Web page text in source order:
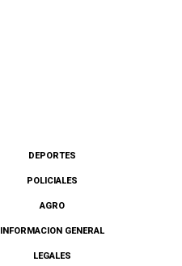
DEPORTES
POLICIALES
AGRO
INFORMACION GENERAL
LEGALES